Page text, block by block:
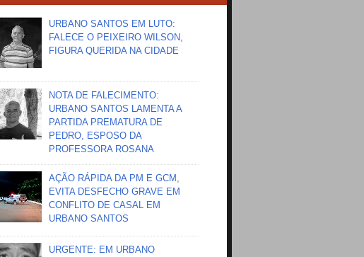
URBANO SANTOS EM LUTO:
FALECE O PEIXEIRO WILSON,
FIGURA QUERIDA NA CIDADE
NOTA DE FALECIMENTO:
URBANO SANTOS LAMENTA A
PARTIDA PREMATURA DE
PEDRO, ESPOSO DA
PROFESSORA ROSANA
AÇÃO RÁPIDA DA PM E GCM,
EVITA DESFECHO GRAVE EM
CONFLITO DE CASAL EM
URBANO SANTOS
URGENTE: EM URBANO